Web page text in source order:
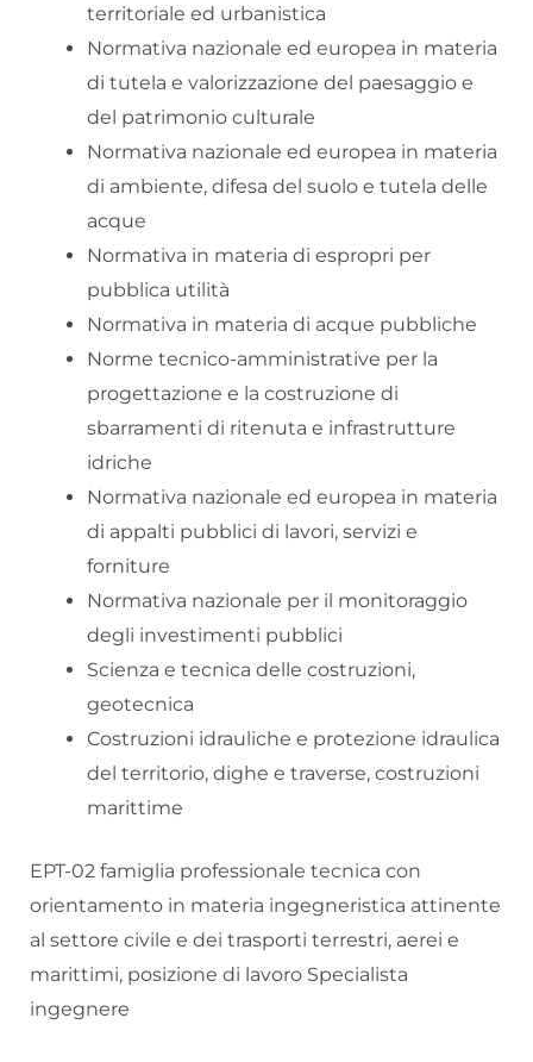
territoriale ed urbanistica
Normativa nazionale ed europea in materia
di tutela e valorizzazione del paesaggio e
del patrimonio culturale
Normativa nazionale ed europea in materia
di ambiente, difesa del suolo e tutela delle
acque
Normativa in materia di espropri per
pubblica utilità
Normativa in materia di acque pubbliche
Norme tecnico-amministrative per la
progettazione e la costruzione di
sbarramenti di ritenuta e infrastrutture
idriche
Normativa nazionale ed europea in materia
di appalti pubblici di lavori, servizi e
forniture
Normativa nazionale per il monitoraggio
degli investimenti pubblici
Scienza e tecnica delle costruzioni,
geotecnica
Costruzioni idrauliche e protezione idraulica
del territorio, dighe e traverse, costruzioni
marittime
EPT-02 famiglia professionale tecnica con
orientamento in materia ingegneristica attinente
al settore civile e dei trasporti terrestri, aerei e
marittimi, posizione di lavoro Specialista
ingegnere